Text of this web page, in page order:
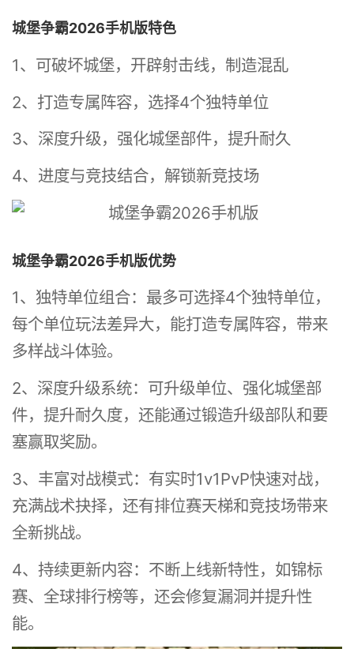
城堡争霸2026手机版特色
1、可破坏城堡，开辟射击线，制造混乱
2、打造专属阵容，选择4个独特单位
3、深度升级，强化城堡部件，提升耐久
4、进度与竞技结合，解锁新竞技场
城堡争霸2026手机版优势
1、独特单位组合：最多可选择4个独特单位，
每个单位玩法差异大，能打造专属阵容，带来
多样战斗体验。
2、深度升级系统：可升级单位、强化城堡部
件，提升耐久度，还能通过锻造升级部队和要
塞赢取奖励。
3、丰富对战模式：有实时1v1PvP快速对战，
充满战术抉择，还有排位赛天梯和竞技场带来
全新挑战。
4、持续更新内容：不断上线新特性，如锦标
赛、全球排行榜等，还会修复漏洞并提升性
能。